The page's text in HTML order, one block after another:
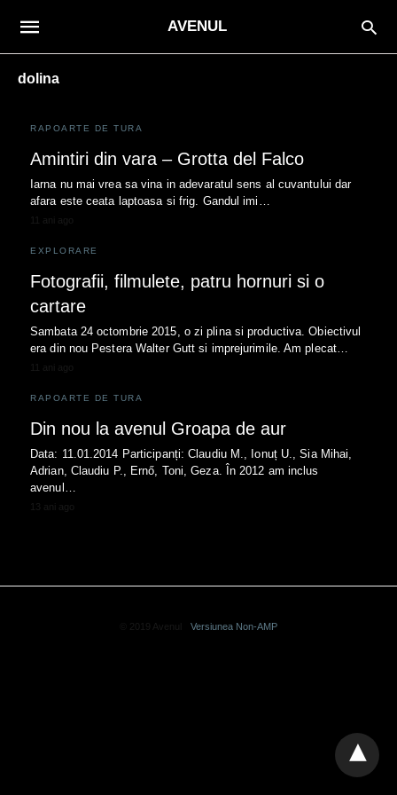
AVENUL
dolina
RAPOARTE DE TURA
Amintiri din vara – Grotta del Falco
Iarna nu mai vrea sa vina in adevaratul sens al cuvantului dar
afara este ceata laptoasa si frig. Gandul imi…
11 ani ago
EXPLORARE
Fotografii, filmulete, patru hornuri si o
cartare
Sambata 24 octombrie 2015, o zi plina si productiva. Obiectivul
era din nou Pestera Walter Gutt si imprejurimile. Am plecat…
11 ani ago
RAPOARTE DE TURA
Din nou la avenul Groapa de aur
Data: 11.01.2014 Participanți: Claudiu M., Ionuț U., Sia Mihai,
Adrian, Claudiu P., Ernő, Toni, Geza. În 2012 am inclus
avenul…
13 ani ago
© 2019 Avenul Versiunea Non-AMP